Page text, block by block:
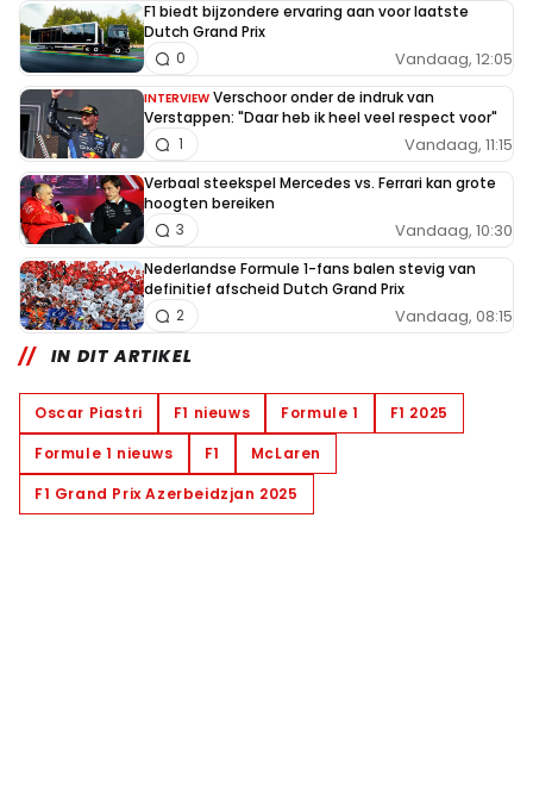
F1 biedt bijzondere ervaring aan voor laatste
Dutch Grand Prix
Vandaag, 12:05
0
INTERVIEW Verschoor onder de indruk van
Verstappen: "Daar heb ik heel veel respect voor"
Vandaag, 11:15
1
Verbaal steekspel Mercedes vs. Ferrari kan grote
hoogten bereiken
Vandaag, 10:30
3
Nederlandse Formule 1-fans balen stevig van
definitief afscheid Dutch Grand Prix
Vandaag, 08:15
2
IN DIT ARTIKEL
Oscar Piastri F1 nieuws Formule 1
F1 2025
Formule 1 nieuws
F1
McLaren
F1 Grand Prix Azerbeidzjan 2025